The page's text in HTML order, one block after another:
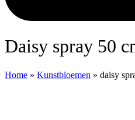
daisy spray 50
Home » Kunstbloemen » daisy